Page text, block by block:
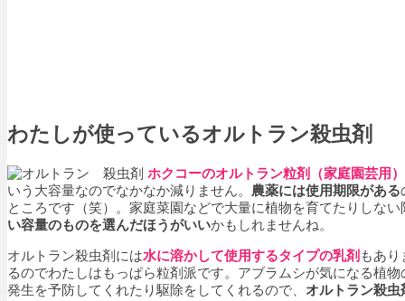
わたしが使っているオルトラン殺虫剤
ホクコーのオルトラン粒剤（家庭園芸用）
いう大容量なのでなかなか減りません。 農薬には使用期限がある
ところです（笑）。家庭菜園などで大量に植物を育てたりしない
い容量のものを選んだほうがいいかもしれませんね。
オルトラン殺虫剤には水に溶かして使用するタイプの乳剤 もあ
るのでわたしはもっぱら粒剤派です。アブラムシが気になる植
発生を予防してくれたり駆除をしてくれるので、 オルトラン殺